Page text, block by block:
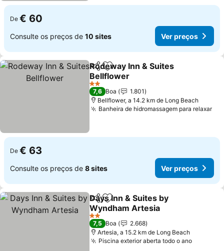
De € 60
Consulte os preços de 10 sites Ver preços
PartilharAdicionar aos favoritos
Rodeway Inn & Suites
Bellflower
Ver preços
2 Estrelas
7,6 Boa
1.801
Bellflower, a 14.2 km de Long Beach
Banheira de hidromassagem para relaxar
De € 63
Consulte os preços de 8 sites Ver preços
PartilharAdicionar aos favoritos
Days Inn & Suites by
Wyndham Artesia
Ver preços
2 Estrelas
7,5 Boa
2.668
Artesia, a 15.2 km de Long Beach
Piscina exterior aberta todo o anoVer